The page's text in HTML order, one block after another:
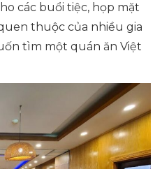
các buổi tiệc, họp mặt
thuộc của nhiều gia
tìm một quán ăn Việt